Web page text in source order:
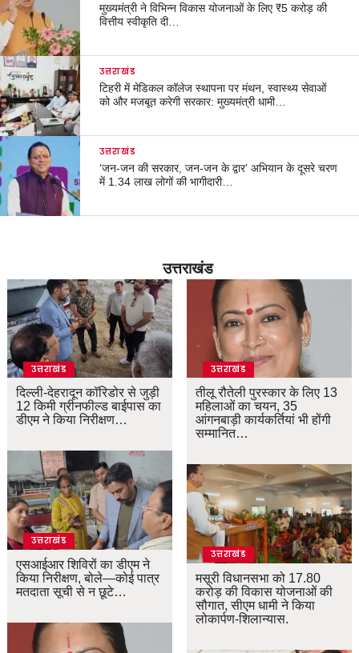
मुख्यमंत्री ने विभिन्न विकास योजनाओं के लिए ₹5 करोड़ की
वित्तीय स्वीकृति दी…
उत्तराखंड
टिहरी में मेडिकल कॉलेज स्थापना पर मंथन, स्वास्थ्य सेवाओं
को और मजबूत करेगी सरकार: मुख्यमंत्री धामी…
उत्तराखंड
‘जन-जन की सरकार, जन-जन के द्वार’ अभियान के दूसरे चरण
में 1.34 लाख लोगों की भागीदारी…
उत्तराखंड
उत्तराखंड
दिल्ली-देहरादून कॉरिडोर से जुड़ी
12 किमी ग्रीनफील्ड बाईपास का
डीएम ने किया निरीक्षण…
उत्तराखंड
एसआईआर शिविरों का डीएम ने
किया निरीक्षण, बोले—कोई पात्र
मतदाता सूची से न छूटे…
उत्तराखंड
तीलू रौतेली पुरस्कार के लिए 13
महिलाओं का चयन, 35
आंगनबाड़ी कार्यकर्तियां भी होंगी
सम्मानित…
उत्तराखंड
मसूरी विधानसभा को 17.80
करोड़ की विकास योजनाओं की
सौगात, सीएम धामी ने किया
लोकार्पण-शिलान्यास.